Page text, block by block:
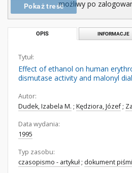
Pokaż treśćmożliwy po
OPIS INFORMACJE
Tytuł:
Effect of ethanol on human
dismutase activity and malonyl
Autor:
Dudek, Izabela M. ; Kędziora, Józef;
Data wydania:
1995
Typ zasobu:
czasopismo - artykuł ; dokument